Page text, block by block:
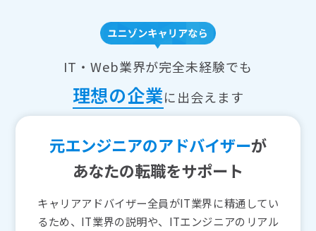
IT・Web業界が完全未経験でも
理想の企業に出会えます
元エンジニアのアドバイザーが
あなたの転職をサポート
キャリアアドバイザー全員がIT業界に精通してい
るため、IT業界の説明や、ITエンジニアのリアル